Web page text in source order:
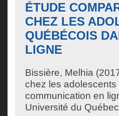
ÉTUDE
CHEZ LES
QUÉBÉCOIS
LIGNE
Bissière, Melhia
chez les
communication en
Université du